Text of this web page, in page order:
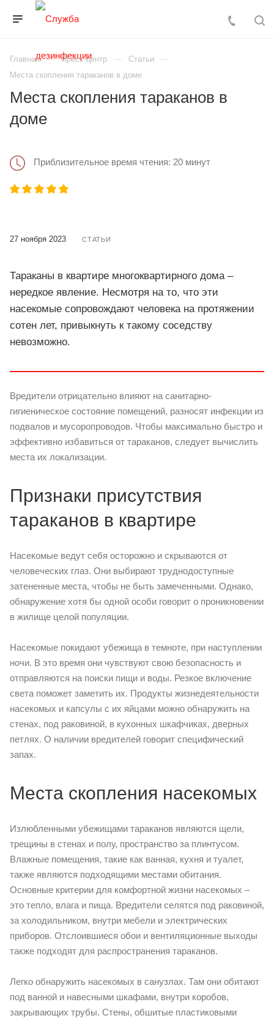
Главная Пресс-центр
Статьи
Места скопления тараканов в доме
Места скопления тараканов в
доме
Приблизительное время чтения: 20 минут
27 ноября 2023 СТАТЬИ
Тараканы в квартире многоквартирного дома –
нередкое явление. Несмотря на то, что эти
насекомые сопровождают человека на протяжении
сотен лет, привыкнуть к такому соседству
невозможно.
Вредители отрицательно влияют на санитарно-
гигиеническое состояние помещений, разносят инфекции из
подвалов и мусоропроводов. Чтобы максимально быстро и
эффективно избавиться от тараканов, следует вычислить
места их локализации.
Признаки присутствия
тараканов в квартире
Насекомые ведут себя осторожно и скрываются от
человеческих глаз. Они выбирают труднодоступные
затененные места, чтобы не быть замеченными. Однако,
обнаружение хотя бы одной особи говорит о проникновении
в жилище целой популяции.
Насекомые покидают убежища в темноте, при наступлении
ночи. В это время они чувствуют свою безопасность и
отправляются на поиски пищи и воды. Резкое включение
света поможет заметить их. Продукты жизнедеятельности
насекомых и капсулы с их яйцами можно обнаружить на
стенах, под раковиной, в кухонных шкафчиках, дверных
петлях. О наличии вредителей говорит специфический
запах.
Места скопления насекомых
Излюбленными убежищами тараканов являются щели,
трещины в стенах и полу, пространство за плинтусом.
Влажные помещения, такие как ванная, кухня и туалет,
также являются подходящими местами обитания.
Основные критерии для комфортной жизни насекомых –
это тепло, влага и пища. Вредители селятся под раковиной,
за холодильником, внутри мебели и электрических
приборов. Отслоившиеся обои и вентиляционные выходы
также подходят для распространения тараканов.
Легко обнаружить насекомых в санузлах. Там они обитают
под ванной и навесными шкафами, внутри коробов,
закрывающих трубы. Стены, обшитые пластиковыми